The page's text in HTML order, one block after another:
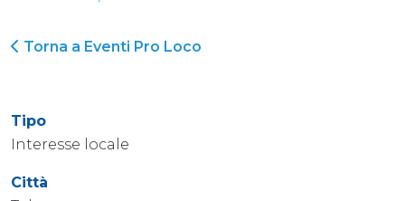
Torna a Eventi Pro Loco
Tipo
Interesse locale
Città